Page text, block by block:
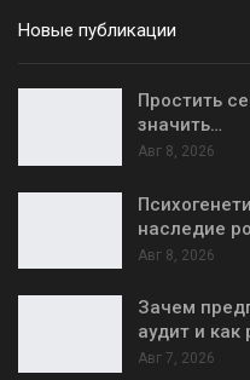
Новые публикации
Простить
значить…
Авг 8, 2026
наследие
Авг 8, 2026
Зачем
аудит и как
Авг 7, 2026